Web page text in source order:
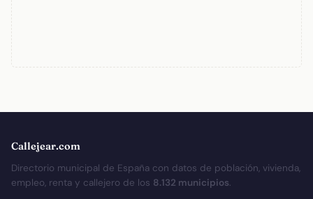
Callejear.com
Directorio municipal de España con datos de población, vivienda,
empleo, renta y callejero de los 8.132 municipios.